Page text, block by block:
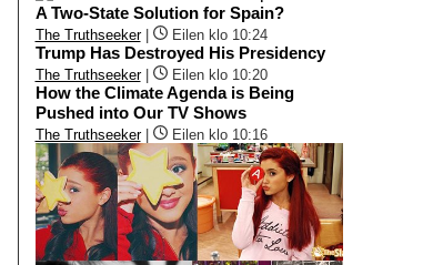
A Two-State Solution for Spain?
The Truthseeker| Eilen klo 10:24
Trump Has Destroyed His Presidency
The Truthseeker| Eilen klo 10:20
How the Climate Agenda is Being
Pushed into Our TV Shows
The Truthseeker| Eilen klo 10:16